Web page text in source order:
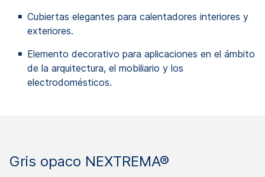
Cubiertas elegantes para calentadores interiores y
exteriores.
Elemento decorativo para aplicaciones en el ámbito
de la arquitectura, el mobiliario y los
electrodomésticos.
Gris opaco NEXTREMA®